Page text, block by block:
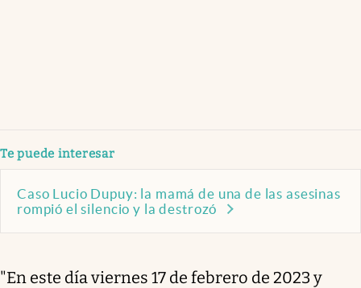
Te puede interesar
Caso Lucio Dupuy: la mamá de una de las asesinas
rompió el silencio y la destrozó
"En este día viernes 17 de febrero de 2023 y